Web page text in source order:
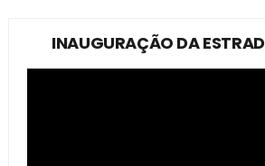
INAUGURAÇÃO DA